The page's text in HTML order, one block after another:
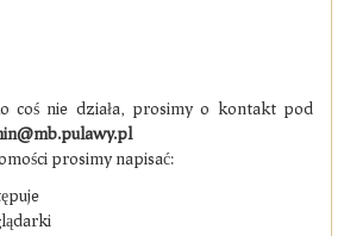
coś nie działa, prosimy o kontakt pod
prosimy napisać: